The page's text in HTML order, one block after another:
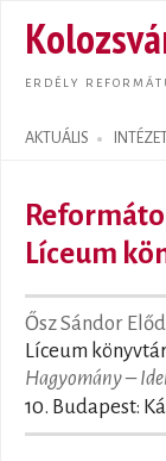
ERDÉLY
AKTUÁLIS INTÉZET
Search form
Líceum
Ősz Sándor Előd
Líceum
Hagyomány –
10. Budapest: